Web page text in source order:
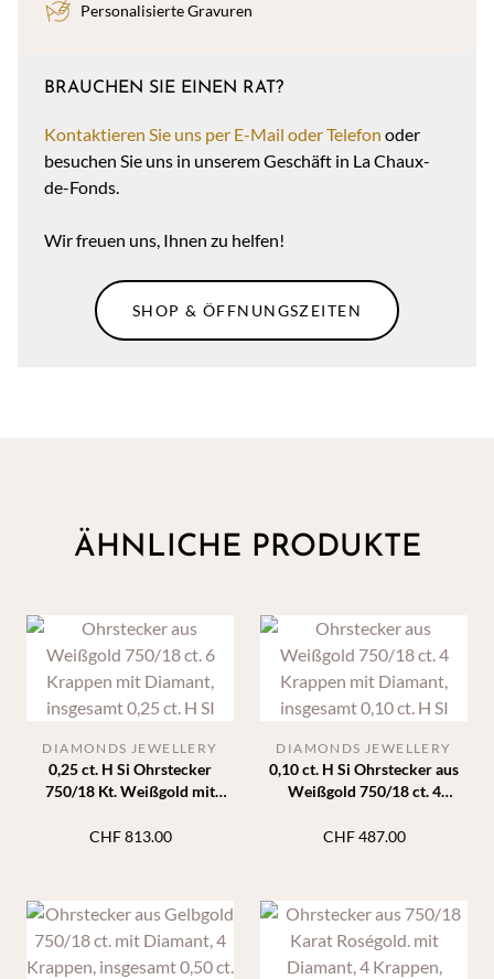
Personalisierte Gravuren
BRAUCHEN SIE EINEN RAT?
Kontaktieren Sie uns per E-Mail oder Telefon oder
besuchen Sie uns in unserem Geschäft in La Chaux-
de-Fonds.
Wir freuen uns, Ihnen zu helfen!
SHOP & ÖFFNUNGSZEITEN
ÄHNLICHE PRODUKTE
0,25 ct. H Si Ohrstecker
750/18 Kt. Weißgold mit
DIAMONDS JEWELLERY
CHF813.00
0,10 ct. H Si Ohrstecker aus
Weißgold 750/18 ct. 4
DIAMONDS JEWELLERY
CHF487.00